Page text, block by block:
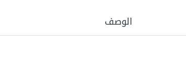
الوصف